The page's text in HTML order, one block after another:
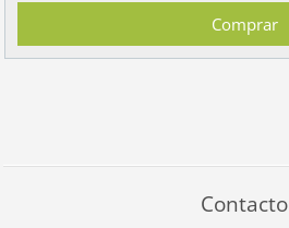
Contacto